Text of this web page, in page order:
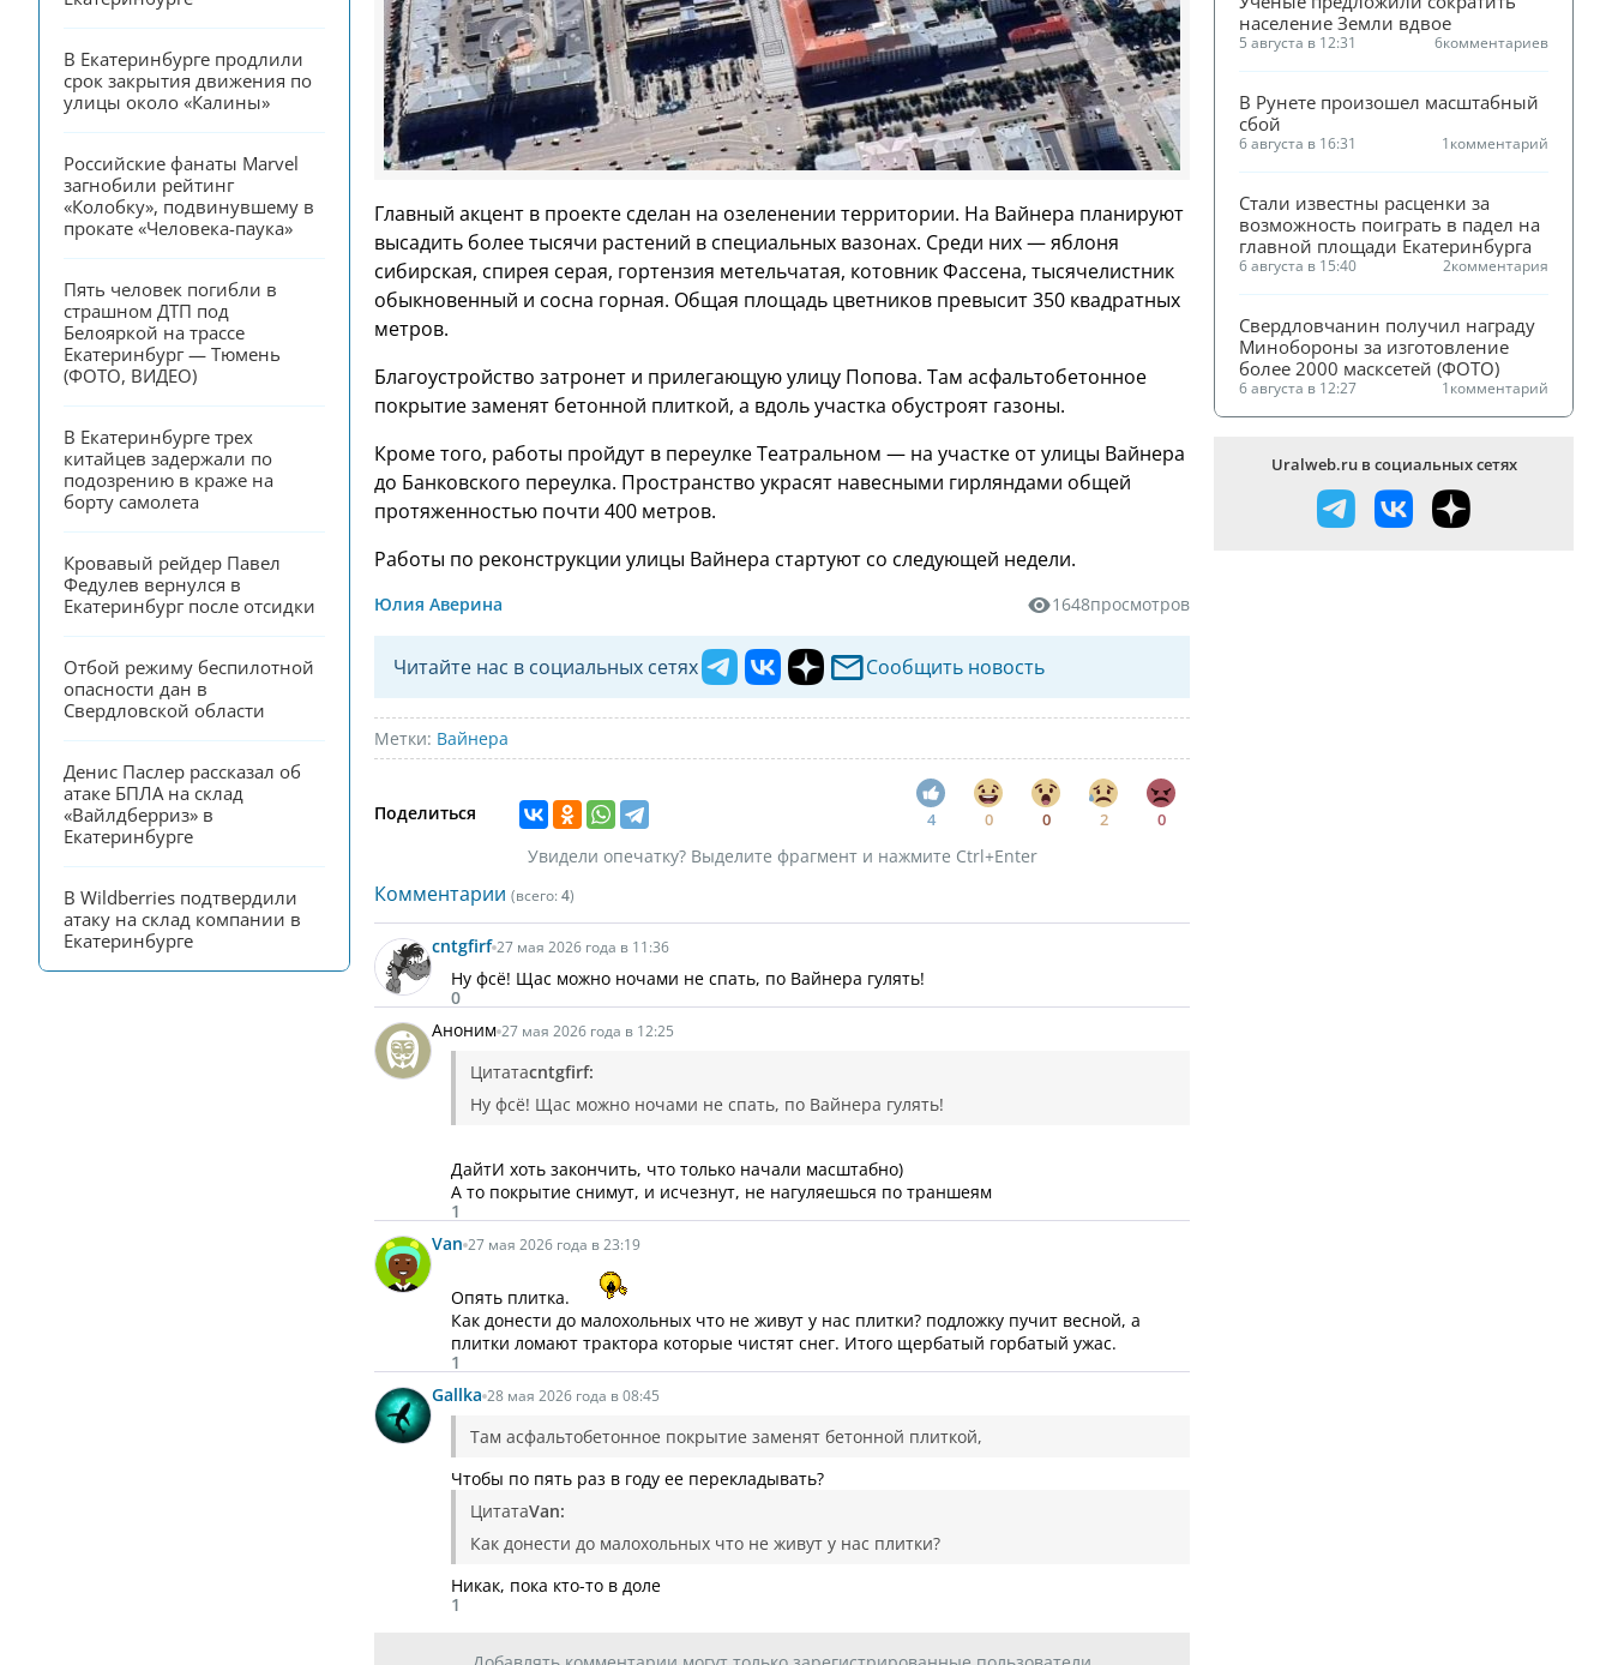
В Екатеринбурге продлили
срок закрытия движения по
улицы около «Калины»
Российские фанаты Marvel
загнобили рейтинг
«Колобку», подвинувшему в
прокате «Человека-паука»
Пять человек погибли в
страшном ДТП под
Белояркой на трассе
Екатеринбург — Тюмень
(ФОТО, ВИДЕО)
В Екатеринбурге трех
китайцев задержали по
подозрению в краже на
борту самолета
Кровавый рейдер Павел
Федулев вернулся в
Екатеринбург после отсидки
Отбой режиму беспилотной
опасности дан в
Свердловской области
Денис Паслер рассказал об
атаке БПЛА на склад
«Вайлдберриз» в
Екатеринбурге
В Wildberries подтвердили
атаку на склад компании в
Екатеринбурге
Главный акцент в проекте сделан на озеленении территории. На Вайнера планируют
высадить более тысячи растений в специальных вазонах. Среди них — яблоня
сибирская, спирея серая, гортензия метельчатая, котовник Фассена, тысячелистник
обыкновенный и сосна горная. Общая площадь цветников превысит 350 квадратных
метров.
Благоустройство затронет и прилегающую улицу Попова. Там асфальтобетонное
покрытие заменят бетонной плиткой, а вдоль участка обустроят газоны.
Кроме того, работы пройдут в переулке Театральном — на участке от улицы Вайнера
до Банковского переулка. Пространство украсят навесными гирляндами общей
протяженностью почти 400 метров.
Работы по реконструкции улицы Вайнера стартуют со следующей недели.
Юлия Аверина 1648просмотров
Читайте нас в социальных сетях Сообщить новость
Метки: Вайнера
Поделиться 4 0 0 2 0
Увидели опечатку? Выделите фрагмент и нажмите Ctrl+Enter
Комментарии (всего: 4)
cntgfirf 27 мая 2026 года в 11:36
Ну фсё! Щас можно ночами не спать, по Вайнера гулять!
0
Аноним 27 мая 2026 года в 12:25
Цитатаcntgfirf:
Ну фсё! Щас можно ночами не спать, по Вайнера гулять!
ДайтИ хоть закончить, что только начали масштабно)
А то покрытие снимут, и исчезнут, не нагуляешься по траншеям
1
Van 27 мая 2026 года в 23:19
Опять плитка.
Как донести до малохольных что не живут у нас плитки? подложку пучит весной, а
плитки ломают трактора которые чистят снег. Итого щербатый горбатый ужас.
1
Gallka 28 мая 2026 года в 08:45
Там асфальтобетонное покрытие заменят бетонной плиткой,
Чтобы по пять раз в году ее перекладывать?
ЦитатаVan:
Как донести до малохольных что не живут у нас плитки?
Никак, пока кто-то в доле
1
население Земли вдвое
5 августа в 12:31 6комментариев
В Рунете произошел масштабный
сбой
6 августа в 16:31 1комментарий
Стали известны расценки за
возможность поиграть в падел на
главной площади Екатеринбурга
6 августа в 15:40 2комментария
Свердловчанин получил награду
Минобороны за изготовление
более 2000 масксетей (ФОТО)
6 августа в 12:27 1комментарий
Uralweb.ru в социальных сетях